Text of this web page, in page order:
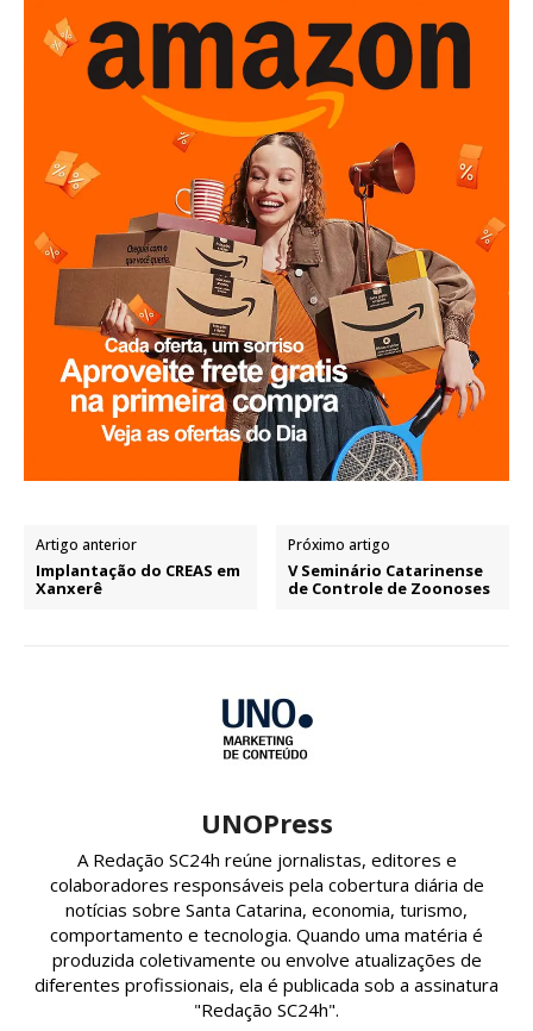
Artigo anterior
Implantação do CREAS em
Xanxerê
Próximo artigo
V Seminário Catarinense
de Controle de Zoonoses
UNOPress
A Redação SC24h reúne jornalistas, editores e
colaboradores responsáveis pela cobertura diária de
notícias sobre Santa Catarina, economia, turismo,
comportamento e tecnologia. Quando uma matéria é
produzida coletivamente ou envolve atualizações de
diferentes profissionais, ela é publicada sob a assinatura
"Redação SC24h".